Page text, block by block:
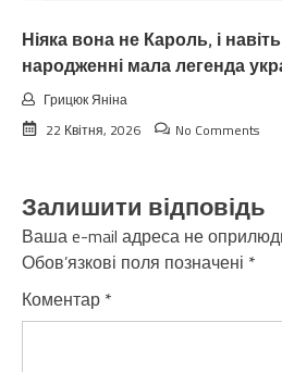
Ніяка вона не Кароль, і
народженні мала легенда
Грицюк Яніна
22 Квітня, 2026
No Comments
Залишити відповідь
Ваша e-mail адреса не
Обов’язкові поля позначені *
Коментар *